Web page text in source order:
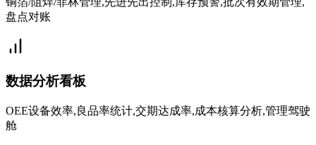
盘点对账
数据分析看板
OEE设备效率,良品率统计,交期达成率,成本核算分析,管理驾驶
舱